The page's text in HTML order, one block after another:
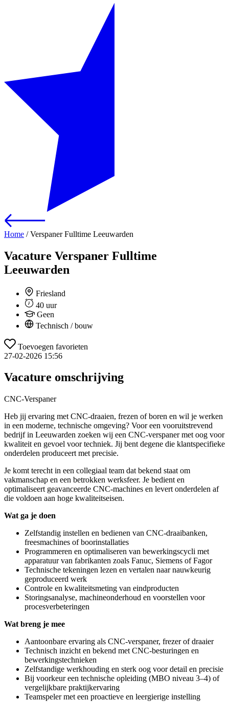
Home /Verspaner Fulltime Leeuwarden
Vacature Verspaner Fulltime
Leeuwarden
Friesland
40 uur
Geen
Technisch / bouw
Toevoegen favorieten
27-02-2026 15:56
Vacature omschrijving
CNC‑Verspaner
Heb jij ervaring met CNC‑draaien, frezen of boren en wil je werken
in een moderne, technische omgeving? Voor een vooruitstrevend
bedrijf in Leeuwarden zoeken wij een CNC‑verspaner met oog voor
kwaliteit en gevoel voor techniek. Jij bent degene die klantspecifieke
onderdelen produceert met precisie.
Je komt terecht in een collegiaal team dat bekend staat om
vakmanschap en een betrokken werksfeer. Je bedient en
optimaliseert geavanceerde CNC‑machines en levert onderdelen af
die voldoen aan hoge kwaliteitseisen.
Wat ga je doen
Zelfstandig instellen en bedienen van CNC‑draaibanken,
freesmachines of boorinstallaties
Programmeren en optimaliseren van bewerkingscycli met
apparatuur van fabrikanten zoals Fanuc, Siemens of Fagor
Technische tekeningen lezen en vertalen naar nauwkeurig
geproduceerd werk
Controle en kwaliteitsmeting van eindproducten
Storingsanalyse, machineonderhoud en voorstellen voor
procesverbeteringen
Wat breng je mee
Aantoonbare ervaring als CNC‑verspaner, frezer of draaier
Technisch inzicht en bekend met CNC‑besturingen en
bewerkingstechnieken
Zelfstandige werkhouding en sterk oog voor detail en precisie
Bij voorkeur een technische opleiding (MBO niveau 3–4) of
vergelijkbare praktijkervaring
Teamspeler met een proactieve en leergierige instelling